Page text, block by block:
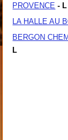
PROVENCE - L
LA HALLE AU
BERGON
L